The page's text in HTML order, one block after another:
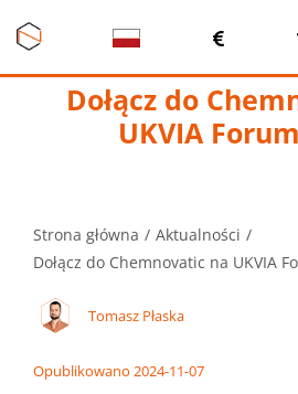
do
zawartości
Dołącz do
UKVIA
Strona główna
Aktualności
Dołącz do Chemnovatic na UKVIA
Tomasz Płaska
Opublikowano 2024-11-07